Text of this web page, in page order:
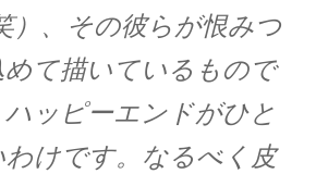
）、その彼らが恨みつ
めて描いているもので
ッピーエンドがひと
けです。なるべく皮